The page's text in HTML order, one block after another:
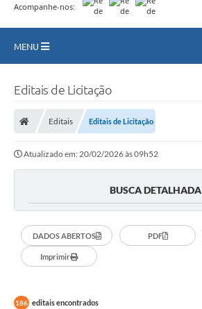
Acompanhe-nos:
MENU
ACESSO À INFORMAÇÃO
Notícias
Contato
Obras
Editais de Licitação
Editais Editais de Licitação
Atualizado em: 20/02/2026 às 09h52
BUSCA DETALHADA
DADOS ABERTOS PDF
Imprimir
186 editais encontrados